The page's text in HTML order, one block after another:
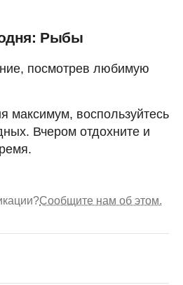
Рыбы
посмотрев любимую
максимум, воспользуйтесь
Вчером отдохните и
Сообщите нам об этом.